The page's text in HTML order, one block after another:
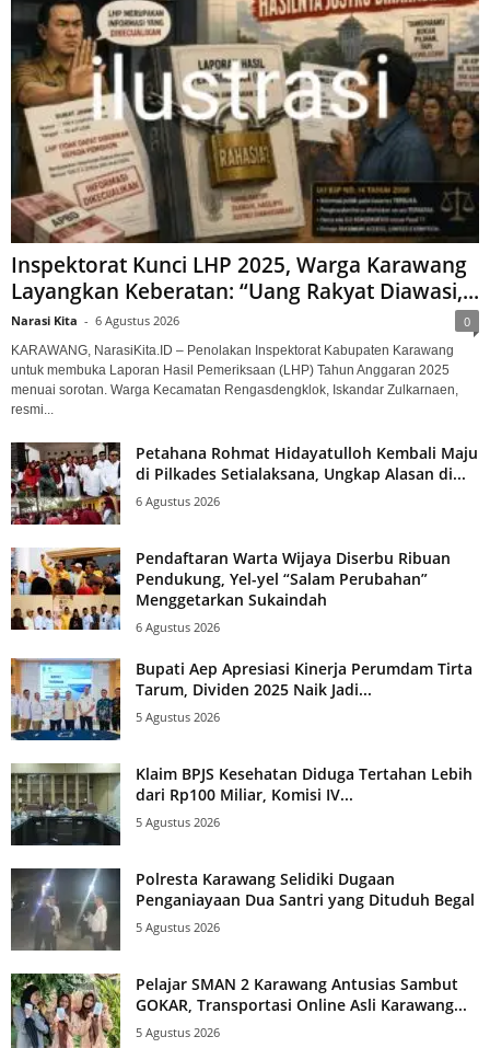
Inspektorat Kunci LHP 2025, Warga Karawang
Layangkan Keberatan: “Uang Rakyat Diawasi,...
Narasi Kita - 6 Agustus 2026 0
KARAWANG, NarasiKita.ID – Penolakan Inspektorat Kabupaten Karawang
untuk membuka Laporan Hasil Pemeriksaan (LHP) Tahun Anggaran 2025
menuai sorotan. Warga Kecamatan Rengasdengklok, Iskandar Zulkarnaen,
resmi...
Petahana Rohmat Hidayatulloh Kembali Maju
di Pilkades Setialaksana, Ungkap Alasan di...
6 Agustus 2026
Pendaftaran Warta Wijaya Diserbu Ribuan
Pendukung, Yel-yel “Salam Perubahan”
Menggetarkan Sukaindah
6 Agustus 2026
Bupati Aep Apresiasi Kinerja Perumdam Tirta
Tarum, Dividen 2025 Naik Jadi...
5 Agustus 2026
Klaim BPJS Kesehatan Diduga Tertahan Lebih
dari Rp100 Miliar, Komisi IV...
5 Agustus 2026
Polresta Karawang Selidiki Dugaan
Penganiayaan Dua Santri yang Dituduh Begal
5 Agustus 2026
Pelajar SMAN 2 Karawang Antusias Sambut
GOKAR, Transportasi Online Asli Karawang...
5 Agustus 2026